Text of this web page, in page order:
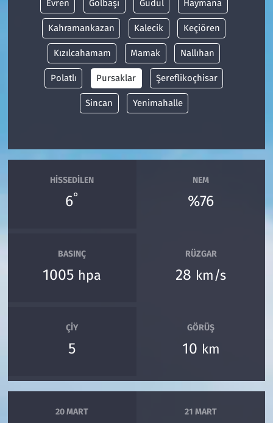
Evren Gölbaşı Güdül Haymana
Kahramankazan Kalecik Keçiören
Kızılcahamam Mamak Nallıhan
Polatlı Pursaklar Şereflikoçhisar
Sincan Yenimahalle
HISSEDILEN
6°
NEM
%76
BASINÇ
1005 hpa
RÜZGAR
28 km/s
ÇIY
5
GÖRÜŞ
10 km
20 MART 21 MART